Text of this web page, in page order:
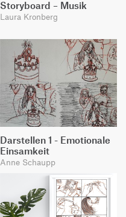
Storyboard – Musik
Laura Kronberg
Darstellen 1 - Emotionale
Einsamkeit
Anne Schaupp